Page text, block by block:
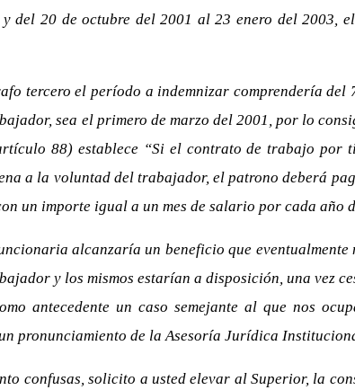
del 20 de octubre del 2001 al 23 enero del 2003,
tercero el período a indemnizar comprendería
sea el primero de marzo del 2001, por lo
88) establece “Si el contrato de trabajo
a la voluntad del trabajador, el patrono deberá
un importe igual a un mes de salario por cada año
alcanzaría un beneficio que
y los mismos estarían a disposición, una vez
antecedente un caso semejante al que nos
pronunciamiento de la Asesoría Jurídica
confusas, solicito a usted elevar al Superior, la